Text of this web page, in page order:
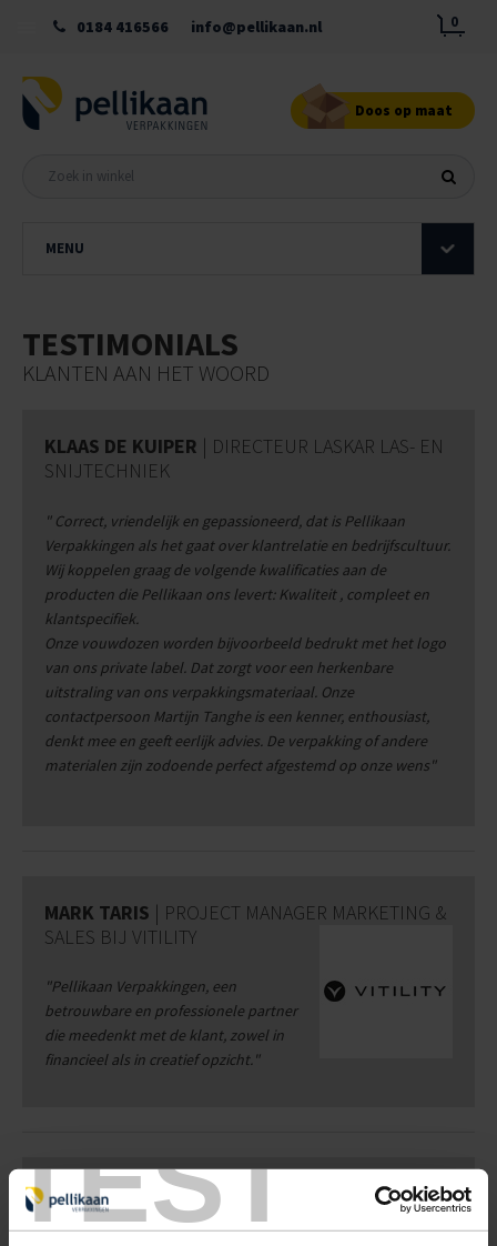
TEST
0184 416566 info@pellikaan.nl 0
Doos op maat
MENU
TESTIMONIALS
KLANTEN AAN HET WOORD
KLAAS DE KUIPER | DIRECTEUR LASKAR LAS- EN
SNIJTECHNIEK
" Correct, vriendelijk en gepassioneerd, dat is Pellikaan
Verpakkingen als het gaat over klantrelatie en bedrijfscultuur.
Wij koppelen graag de volgende kwalificaties aan de
producten die Pellikaan ons levert: Kwaliteit , compleet en
klantspecifiek.
Onze vouwdozen worden bijvoorbeeld bedrukt met het logo
van ons private label. Dat zorgt voor een herkenbare
uitstraling van ons verpakkingsmateriaal. Onze
contactpersoon Martijn Tanghe is een kenner, enthousiast,
denkt mee en geeft eerlijk advies. De verpakking of andere
materialen zijn zodoende perfect afgestemd op onze wens"
MARK TARIS | PROJECT MANAGER MARKETING &
SALES BIJ VITILITY
"Pellikaan Verpakkingen, een
betrouwbare en professionele partner
die meedenkt met de klant, zowel in
financieel als in creatief opzicht."
WOUTER SLOB| EIGENAAR
VERTISIGNGIESSENBURG